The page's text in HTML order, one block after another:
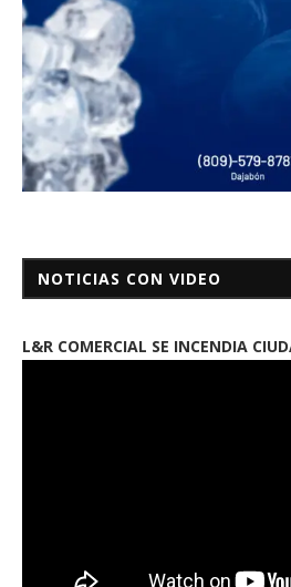
NOTICIAS CON VIDEO
L&R COMERCIAL SE INCENDIA